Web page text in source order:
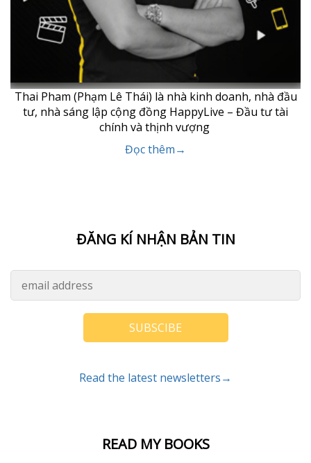
READ MY BOOKS
Thai Pham (Phạm Lê Thái) là nhà kinh doanh, nhà đầu
tư, nhà sáng lập cộng đồng HappyLive – Đầu tư tài
chính và thịnh vượng
Đọc thêm→
ĐĂNG KÍ NHẬN BẢN TIN
SUBSCIBE
Read the latest newsletters→